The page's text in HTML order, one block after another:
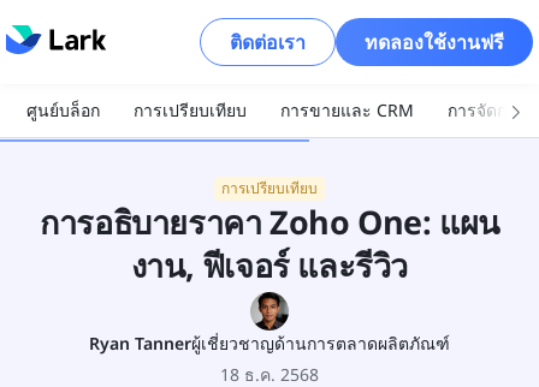
ติดต่อเรา ทดลองใช้งานฟรี
ศูนย์บล็อก การเปรียบเทียบ การขายและ CRM การจัดการ
การเปรียบเทียบ
การอธิบายราคา Zoho One: แผน
งาน, ฟีเจอร์ และรีวิว
Ryan Tannerผู้เชี่ยวชาญด้านการตลาดผลิตภัณฑ์
18 ธ.ค. 2568